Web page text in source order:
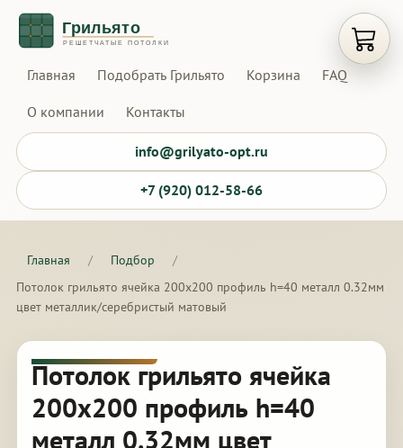
Главная Подобрать Грильято Корзина FAQ
О компании Контакты
info@grilyato-opt.ru
+7 (920) 012-58-66
Главная / Подбор
/
Потолок грильято ячейка 200х200 профиль h=40 металл 0.32мм
цвет металлик/серебристый матовый
Потолок грильято ячейка
200х200 профиль h=40
металл 0.32мм цвет